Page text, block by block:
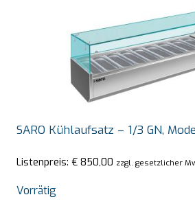
SARO Kühlaufsatz – 1/3 GN,
Listenpreis: € 850,00 zzgl. gesetzlicher
Vorrätig